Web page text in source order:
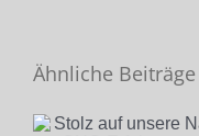
Ähnliche Beiträge